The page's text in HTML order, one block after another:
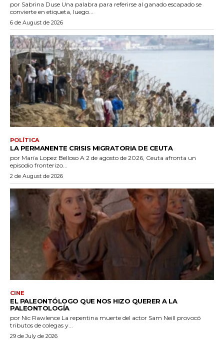
por Sabrina Duse Una palabra para referirse al ganado escapado se
convierte en etiqueta, luego...
6 de August de 2026
POLÍTICA
LA PERMANENTE CRISIS MIGRATORIA DE CEUTA
por María Lopez Belloso A 2 de agosto de 2026, Ceuta afronta un
episodio fronterizo...
2 de August de 2026
CINE
EL PALEONTÓLOGO QUE NOS HIZO QUERER A LA
PALEONTOLOGÍA
por Nic Rawlence La repentina muerte del actor Sam Neill provocó
tributos de colegas y...
29 de July de 2026